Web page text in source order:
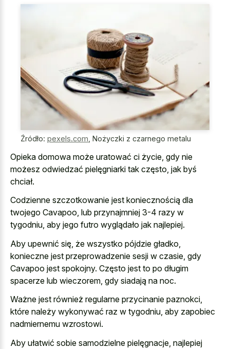
Źródło: pexels.com, Nożyczki z czarnego metalu
Opieka domowa może uratować ci życie, gdy nie
możesz odwiedzać pielęgniarki tak często, jak byś
chciał.
Codzienne szczotkowanie jest koniecznością dla
twojego Cavapoo, lub przynajmniej 3-4 razy w
tygodniu, aby jego futro wyglądało jak najlepiej.
Aby upewnić się, że wszystko pójdzie gładko,
konieczne jest przeprowadzenie sesji w czasie, gdy
Cavapoo jest spokojny. Często jest to po długim
spacerze lub wieczorem, gdy siadają na noc.
Ważne jest również regularne przycinanie paznokci,
które należy wykonywać raz w tygodniu, aby zapobiec
nadmiernemu wzrostowi.
Aby ułatwić sobie samodzielne pielęgnacje, najlepiej